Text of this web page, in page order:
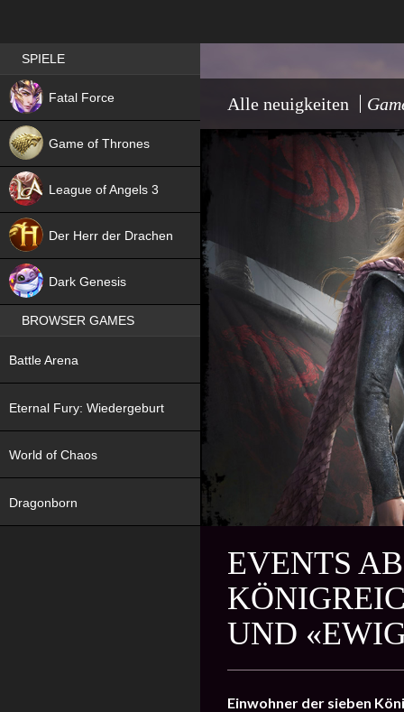
Alle neuigkeiten
EVENTS
UND
Einwohner der sieben
Best RPG games in Germany
SPIELE
Fatal Force
NEW
Game of Thrones
League of Angels 3
Der Herr der Drachen
Dark Genesis
BROWSER GAMES
Battle Arena
Eternal Fury: Wiedergeburt
World of Chaos
Dragonborn